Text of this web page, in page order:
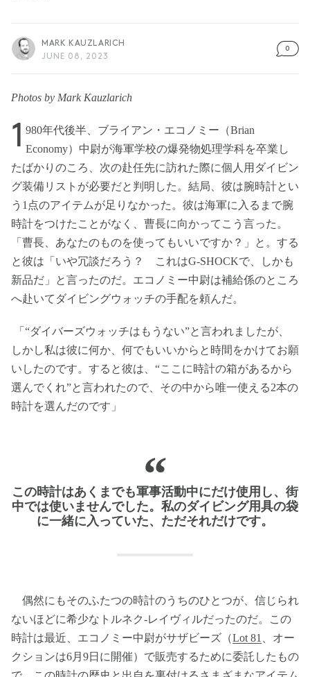
MARK KAUZLARICH
JUNE 08, 2023
0
Photos by Mark Kauzlarich
1 980年代後半、ブライアン・エコノミー（Brian
Economy）中尉が海軍学校の爆発物処理学科を卒業し
たばかりのころ、次の赴任先に訪れた際に個人用ダイビン
グ装備リストが必要だと判明した。結局、彼は腕時計とい
う1点のアイテムが足りなかった。彼は海軍に入るまで腕
時計をつけたことがなく、曹長に向かってこう言った。
「曹長、あなたのものを使ってもいいですか？」と。する
と彼は「いや冗談だろう？ これはG-SHOCKで、しかも
新品だ」と言ったのだ。エコノミー中尉は補給係のところ
へ赴いてダイビングウォッチの手配を頼んだ。
「“ダイバーズウォッチはもうない”と言われましたが、
しかし私は彼に何か、何でもいいからと時間をかけてお願
いしたのです。すると彼は、“ここに時計の箱があるから
選んでくれ”と言われたので、その中から唯一使える2本の
時計を選んだのです」
この時計はあくまでも軍事活動中にだけ使用し、街
中では使いませんでした。私のダイビング用具の袋
に一緒に入っていた、ただそれだけです。
偶然にもそのふたつの時計のうちのひとつが、信じられ
ないほどに希少なトルネク-レイヴィルだったのだ。この
時計は最近、エコノミー中尉がサザビーズ（Lot 81
、オー
クションは6月9日に開催）で販売するために委託したもの